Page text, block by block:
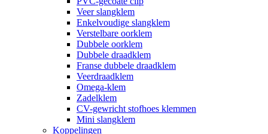
Veer slangklem
Enkelvoudige slangklem
Verstelbare oorklem
Dubbele oorklem
Dubbele draadklem
Franse dubbele draadklem
Veerdraadklem
Omega-klem
Zadelklem
CV-gewricht stofhoes klemmen
Mini slangklem
Koppelingen